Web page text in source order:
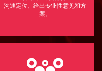
沟通定位、给出专业性意见和方
案。